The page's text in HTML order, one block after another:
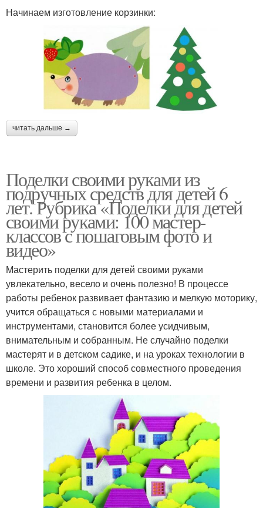
Начинаем изготовление корзинки:
читать дальше →
Поделки своими руками из
подручных средств для детей 6
лет. Рубрика «Поделки для детей
своими руками: 100 мастер-
классов с пошаговым фото и
видео»
Мастерить поделки для детей своими руками
увлекательно, весело и очень полезно! В процессе
работы ребенок развивает фантазию и мелкую моторику,
учится обращаться с новыми материалами и
инструментами, становится более усидчивым,
внимательным и собранным. Не случайно поделки
мастерят и в детском садике, и на уроках технологии в
школе. Это хороший способ совместного проведения
времени и развития ребенка в целом.